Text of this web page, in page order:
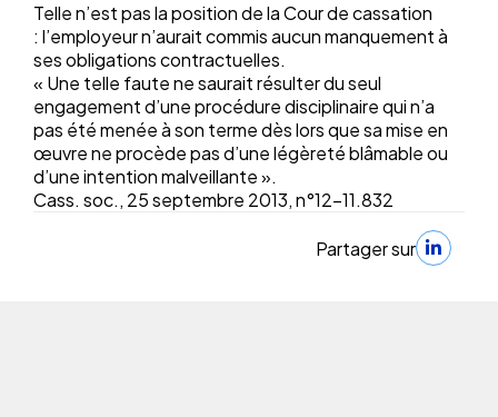
Telle n’est pas la position de la Cour de cassation
: l’employeur n’aurait commis aucun manquement à
ses obligations contractuelles.
« Une telle faute ne saurait résulter du seul
engagement d’une procédure disciplinaire qui n’a
pas été menée à son terme dès lors que sa mise en
œuvre ne procède pas d’une légèreté blâmable ou
d’une intention malveillante ».
Cass. soc., 25 septembre 2013, n°12-11.832
Partager sur